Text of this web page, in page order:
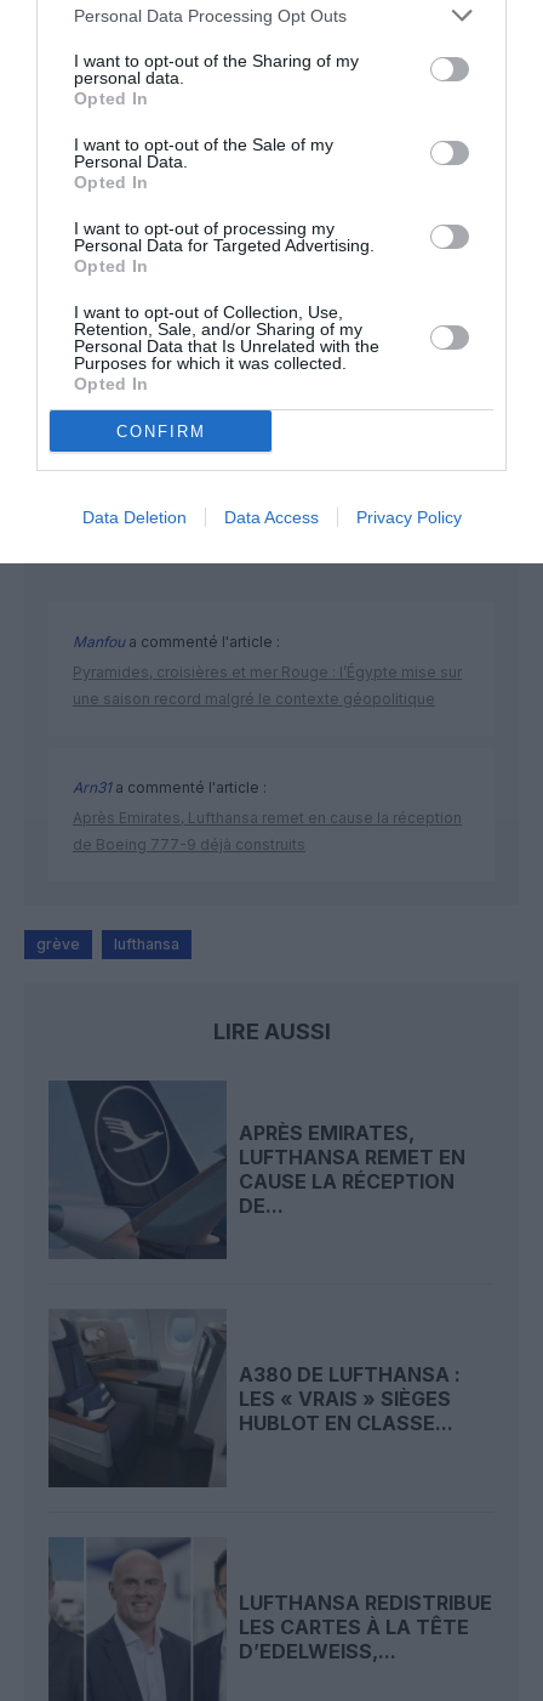
Personal Data Processing Opt Outs
I want to opt-out of the Sharing of my
personal data.
Opted In
I want to opt-out of the Sale of my
Personal Data.
Opted In
I want to opt-out of processing my
Personal Data for Targeted Advertising.
Opted In
I want to opt-out of Collection, Use,
Retention, Sale, and/or Sharing of my
Personal Data that Is Unrelated with the
Purposes for which it was collected.
Opted In
CONFIRM
Data Deletion Data Access Privacy Policy
LAISSER UN COMMENTAIRE
FAIRE UN DON
Soutenez Air Journal participez
à son
développement !
NOUS SOUTENIR
Manfoua commenté l'article :
Pyramides, croisières et mer Rouge : l’Égypte mise sur
une saison record malgré le contexte géopolitique
Arn31a commenté l'article :
Après Emirates, Lufthansa remet en cause la réception
de Boeing 777-9 déjà construits
grève lufthansa
LIRE AUSSI
APRÈS EMIRATES,
LUFTHANSA REMET EN
CAUSE LA RÉCEPTION
DE...
A380 DE LUFTHANSA :
LES « VRAIS » SIÈGES
HUBLOT EN CLASSE...
LUFTHANSA REDISTRIBUE
LES CARTES À LA TÊTE
D’EDELWEISS,...